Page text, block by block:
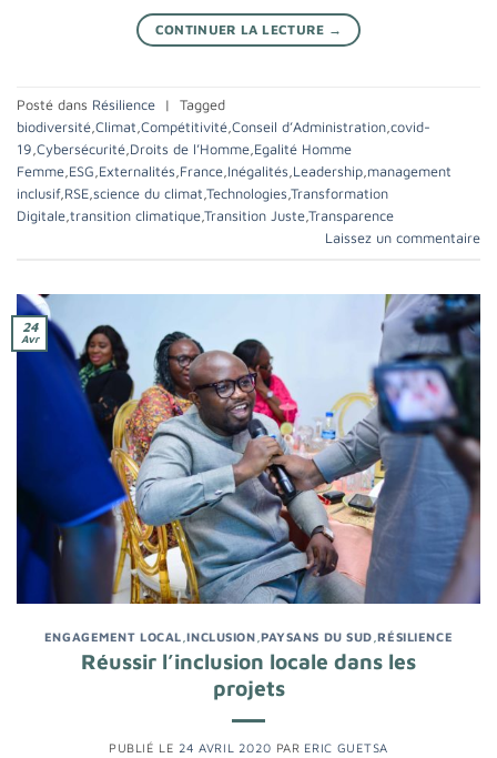
CONTINUER LA LECTURE →
Posté dans Résilience |
Tagged
biodiversité Climat Compétitivité Conseil d’Administration covid-
19 Cybersécurité Droits de l’Homme Egalité Homme
Femme ESG Externalités France Inégalités Leadership management
inclusif, RSE science du climat Technologies Transformation
Digitale transition climatique Transition Juste Transparence
Laissez un commentaire
24
Avr
ENGAGEMENT LOCAL ,INCLUSION ,PAYSANS DU SUD ,RÉSILIENCE
Réussir l’inclusion locale dans les
projets
PUBLIÉ LE 24 AVRIL 2020 PAR ERIC GUETSA